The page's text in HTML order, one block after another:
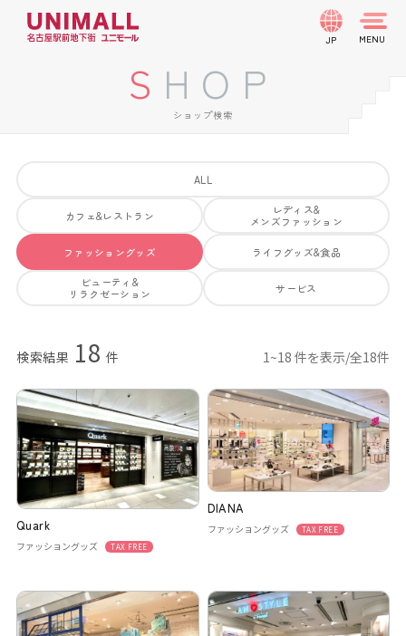
JP
SHOP
ショップ検索
ALL
カフェ&レストラン
レディス&
メンズファッション
ファッショングッズ ライフグッズ&食品
ビューティ&
リラクゼーション
サービス
検索結果 18 件 1~18 件を表示/全18件
Quark
ファッショングッズ TAX FREE
DIANA
ファッショングッズ TAX FREE